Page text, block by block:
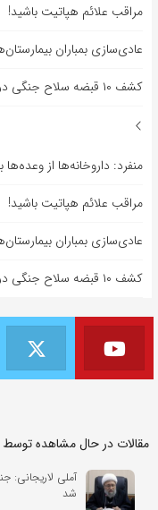
مراقب علائم هپاتیت باشید!
عادی‌سازی بمباران
کشف ۱۰ قبضه سلاح جنگی در مرزهای سیستان وبلوچستان
منفرد: داروخانه‌ها از وعده‌ها
مراقب علائم هپاتیت باشید!
عادی‌سازی بمباران
کشف ۱۰ قبضه سلاح جنگی در مرزهای سیستان وبلوچستان
مقالات در حال مشاهده توسط
آملی لاریجانی:
شد